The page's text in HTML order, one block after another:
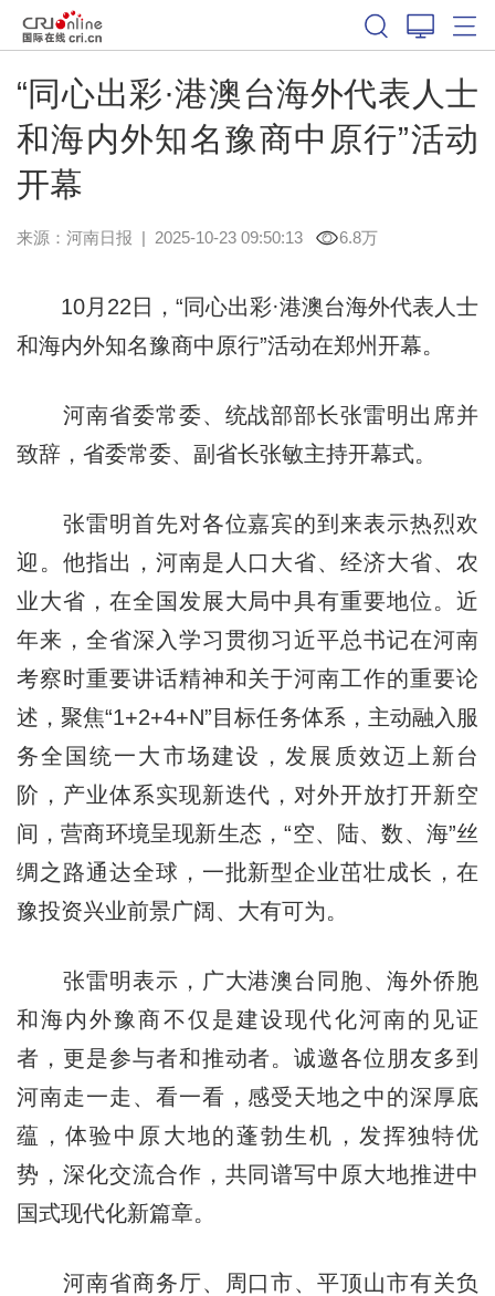
“同心出彩·港澳台海外代表人士
和海内外知名豫商中原行”活动
开幕
来源： 河南日报 | 2025-10-23 09:50:13 6.8万
10月22日，“同心出彩·港澳台海外代表人士
和海内外知名豫商中原行”活动在郑州开幕。
河南省委常委、统战部部长张雷明出席并
致辞，省委常委、副省长张敏主持开幕式。
张雷明首先对各位嘉宾的到来表示热烈欢
迎。他指出，河南是人口大省、经济大省、农
业大省，在全国发展大局中具有重要地位。近
年来，全省深入学习贯彻习近平总书记在河南
考察时重要讲话精神和关于河南工作的重要论
述，聚焦“1+2+4+N”目标任务体系，主动融入服
务全国统一大市场建设，发展质效迈上新台
阶，产业体系实现新迭代，对外开放打开新空
间，营商环境呈现新生态，“空、陆、数、海”丝
绸之路通达全球，一批新型企业茁壮成长，在
豫投资兴业前景广阔、大有可为。
张雷明表示，广大港澳台同胞、海外侨胞
和海内外豫商不仅是建设现代化河南的见证
者，更是参与者和推动者。诚邀各位朋友多到
河南走一走、看一看，感受天地之中的深厚底
蕴，体验中原大地的蓬勃生机，发挥独特优
势，深化交流合作，共同谱写中原大地推进中
国式现代化新篇章。
河南省商务厅、周口市、平顶山市有关负